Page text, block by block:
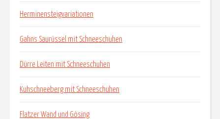
Herminensteigvariationen
Gahns Saurüssel mit Schneeschuhen
Dürre Leiten mit Schneeschuhen
Kuhschneeberg mit Schneeschuhen
Flatzer Wand und Gösing